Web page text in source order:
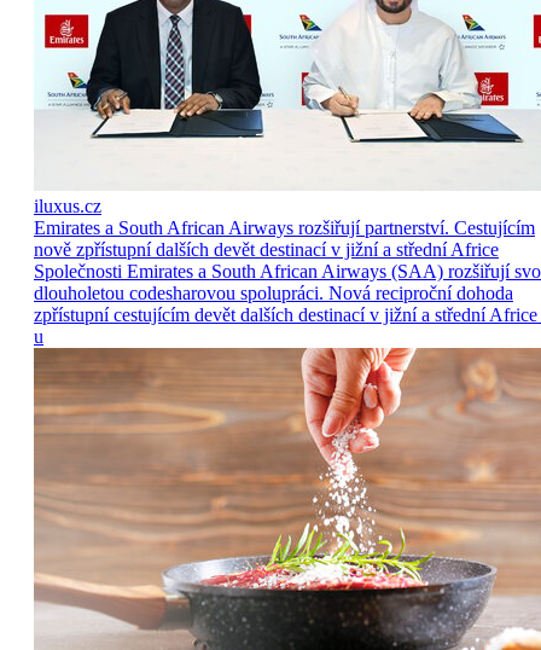
iluxus.cz
Emirates a South African Airways rozšiřují partnerství. Cestujícím
nově zpřístupní dalších devět destinací v jižní a střední Africe
Společnosti Emirates a South African Airways (SAA) rozšiřují
dlouholetou codesharovou spolupráci. Nová reciproční dohoda
zpřístupní cestujícím devět dalších destinací v jižní a střední Africe
u